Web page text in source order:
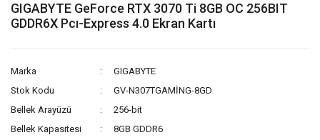
GIGABYTE GeForce RTX 3070 Ti 8GB OC 256BIT
GDDR6X Pcı-Express 4.0 Ekran Kartı
Marka
GIGABYTE
Stok Kodu
GV-N307TGAMİNG-8GD
Bellek Arayüzü
256-bit
Bellek Kapasitesi
8GB GDDR6